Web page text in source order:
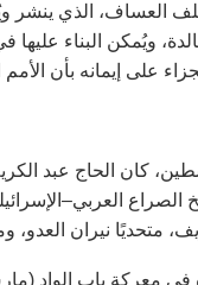
الذي ينشر
ويُمكن البناء
على إيمانه بأن
في تاريخ الصراع
متحديًا نيران العدو،